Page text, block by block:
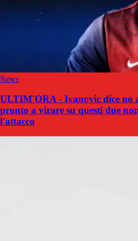
News
ULTIM'ORA - Ivanovic dice no
pronto a virare su questi due
l'attacco